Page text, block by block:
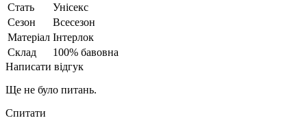
Стать
Унісекс
Сезон
Всесезон
Матеріал Інтерлок
Склад
100% бавовна
Написати відгук
Ще не було питань.
Спитати